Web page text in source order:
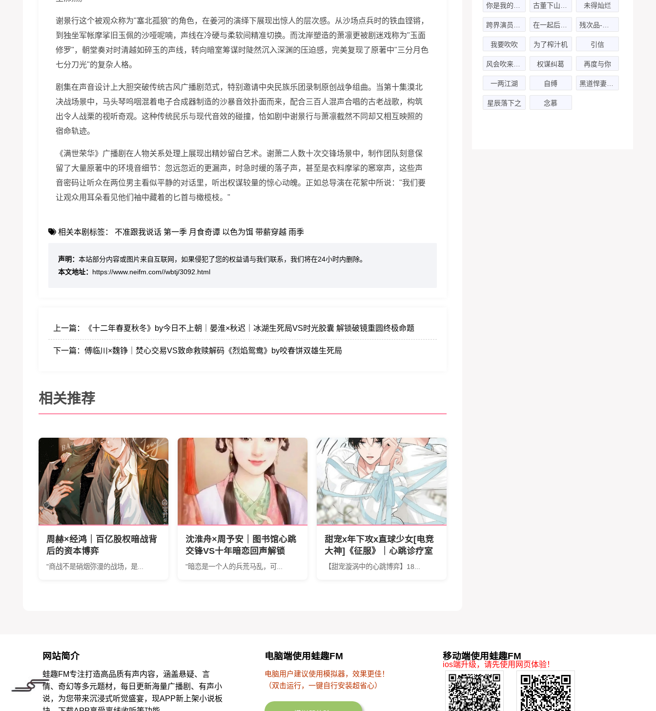
谢景行这个被观众称为"塞北孤狼"的角色，在姜河的演绎下展现出惊人的层次感。从沙场点兵时的铁血铿锵，
到独坐军帐摩挲旧玉佩的沙哑呢喃，声线在冷硬与柔软间精准切换。而沈岸塑造的萧凛更被剧迷戏称为"玉面
修罗"，朝堂奏对时清越如碎玉的声线，转向暗室筹谋时陡然沉入深渊的压迫感，完美复现了原著中"三分月色
七分刀光"的复杂人格。
剧集在声音设计上大胆突破传统古风广播剧范式，特别邀请中央民族乐团录制原创战争组曲。当第十集漠北
决战场景中，马头琴呜咽混着电子合成器制造的沙暴音效扑面而来，配合三百人混声合唱的古老战歌，构筑
出令人战栗的视听奇观。这种传统民乐与现代音效的碰撞，恰如剧中谢景行与萧凛截然不同却又相互映照的
宿命轨迹。
《满世荣华》广播剧在人物关系处理上展现出精妙留白艺术。谢萧二人数十次交锋场景中，制作团队刻意保
留了大量原著中的环境音细节：忽远忽近的更漏声，时急时缓的落子声，甚至是衣料摩挲的窸窣声，这些声
音密码让听众在两位男主看似平静的对话里，听出权谋较量的惊心动魄。正如总导演在花絮中所说："我们要
让观众用耳朵看见他们袖中藏着的匕首与橄榄枝。"
相关本剧标签： 不准跟我说话 第一季 月食奇谭 以色为饵 带薪穿越 雨季
声明： 本站部分内容或图片来自互联网，如果侵犯了您的权益请与我们联系，我们将在24小时内删除。
本文地址： https://www.neifm.com//wbtj/3092.html
上一篇： 《十二年春夏秋冬》by今日不上朝｜晏淮×秋迟｜冰湖生死局VS时光胶囊 解锁破镜重圆终极命题
下一篇： 傅临川×魏铮｜焚心交易VS致命救赎解码《烈焰鸳鸯》by咬春饼双雄生死局
相关推荐
周赫×经鸿｜百亿股权暗战背
后的资本博弈
"商战不是硝烟弥漫的战场，是...
沈淮舟×周予安｜图书馆心跳
交锋VS十年暗恋回声解锁
《暗恋回声》by碗泱｜双声
"暗恋是一个人的兵荒马乱，可...
甜宠x年下攻x直球少女[电竞
大神]《征服》｜心跳诊疗室
の双向征服实录
【甜宠漩涡中的心跳博弈】18...
未得灿烂
在一起后男神说他蓄谋已久
我要吹吹 为了榨汁机 引信
权谋纠葛 再度与你
一两江湖 自缚
星辰落下之 念慕
网站简介
蛙趣FM专注打造高品质有声内容，涵盖悬疑、言
情、奇幻等多元题材，每日更新海量广播剧、有声小
说，为您带来沉浸式听觉盛宴，现APP新上架小说板
电脑端使用蛙趣FM
电脑用户建议使用模拟器，效果更佳！
（双击运行，一键自行安装超省心）
移动端使用蛙趣FM
ios端升级，请先使用网页体验！